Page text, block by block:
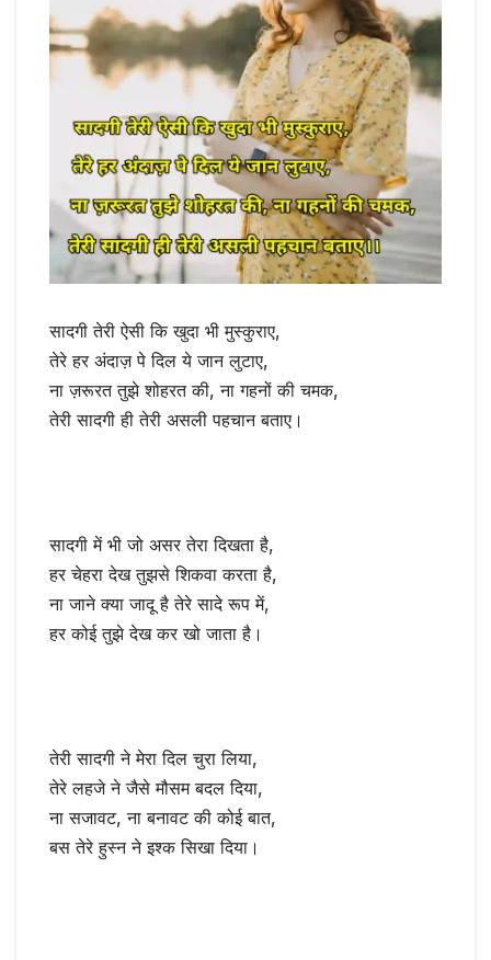
सादगी तेरी ऐसी कि खुदा भी मुस्कुराए,
तेरे हर अंदाज़ पे दिल ये जान लुटाए,
ना ज़रूरत तुझे शोहरत की, ना गहनों की चमक,
तेरी सादगी ही तेरी असली पहचान बताए।
सादगी में भी जो असर तेरा दिखता है,
हर चेहरा देख तुझसे शिकवा करता है,
ना जाने क्या जादू है तेरे सादे रूप में,
हर कोई तुझे देख कर खो जाता है।
तेरी सादगी ने मेरा दिल चुरा लिया,
तेरे लहजे ने जैसे मौसम बदल दिया,
ना सजावट, ना बनावट की कोई बात,
बस तेरे हुस्न ने इश्क सिखा दिया।